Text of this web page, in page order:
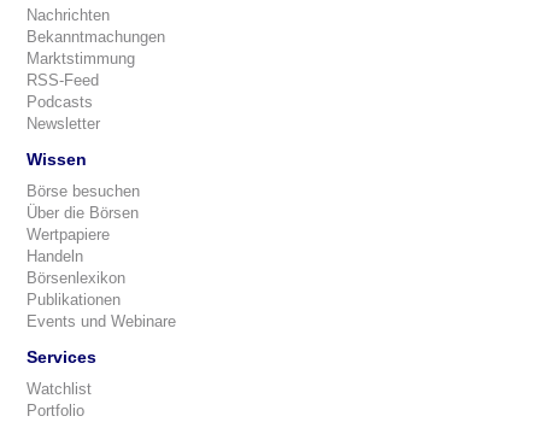
Nachrichten
Bekanntmachungen
Marktstimmung
RSS-Feed
Podcasts
Newsletter
Wissen
Börse besuchen
Über die Börsen
Wertpapiere
Handeln
Börsenlexikon
Publikationen
Events und Webinare
Services
Watchlist
Portfolio